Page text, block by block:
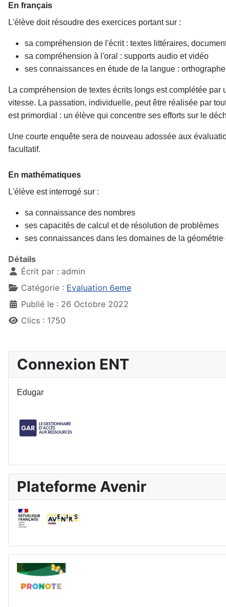
En français
L'élève doit résoudre des exercices portant sur :
sa compréhension de l'écrit : textes littéraires,
sa compréhension à l'oral : supports audio et vidéo
ses connaissances en étude de la langue :
La compréhension de textes écrits longs est complétée
vitesse. La passation, individuelle, peut être réalisée par
est primordial : un élève qui concentre ses efforts sur le
Une courte enquête sera de nouveau adossée aux
facultatif.
En mathématiques
L'élève est interrogé sur :
sa connaissance des nombres
ses capacités de calcul et de résolution de problèmes
ses connaissances dans les domaines de la
Détails
Écrit par : admin
Catégorie : Evaluation 6eme
Publié le : 26 Octobre 2022
Clics : 1750
Connexion ENT
Edugar
Plateforme Avenir